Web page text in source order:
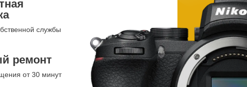
службы
ремонт
от 30 минут